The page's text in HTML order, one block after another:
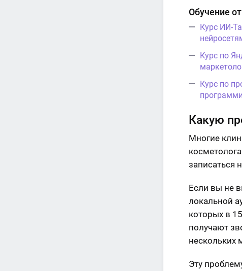
Обучение
Курс ИИ-
Курс по
Курс по
Какую
Многие
записаться
Если вы не
локальной
которых в
получают
нескольких
Эту